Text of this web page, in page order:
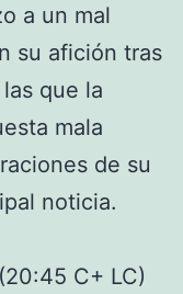
a un mal
su afición tras
que la
mala
de su
noticia.
C+ LC)